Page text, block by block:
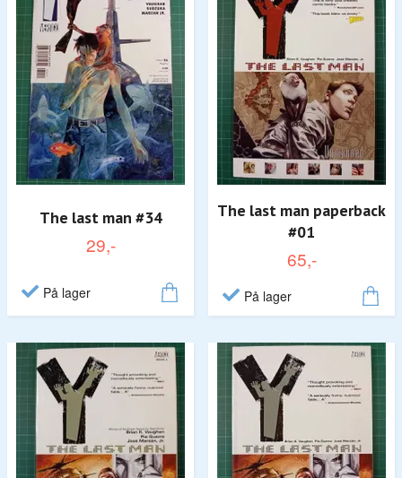
The last man #34
29,-
På lager
The last man paperback
#01
65,-
På lager